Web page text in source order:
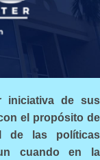
iniciativa de sus
el propósito de
de las políticas
cuando en la